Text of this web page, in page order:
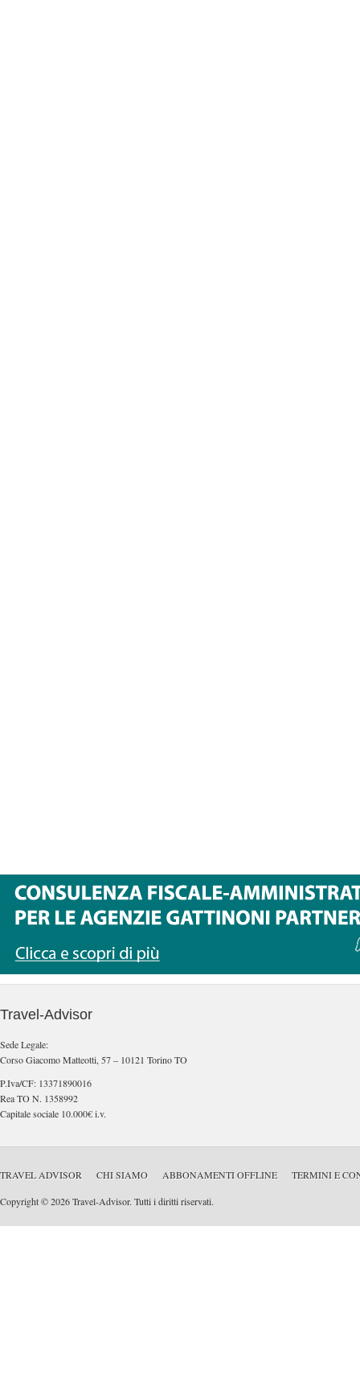
Travel-Advisor
Sede Legale:
Corso Giacomo Matteotti, 57 – 10121 Torino TO
P.Iva/CF: 13371890016
Rea TO N. 1358992
Capitale sociale 10.000€ i.v.
TRAVEL ADVISOR CHI SIAMO ABBONAMENTI OFFLINE TERMINI E
Copyright © 2026 Travel-Advisor. Tutti i diritti riservati.